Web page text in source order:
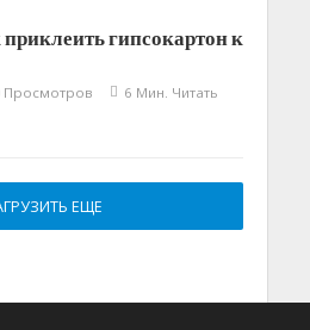
гипсокартон к
Просмотров 6 Мин. Читать
ЕЩЕ